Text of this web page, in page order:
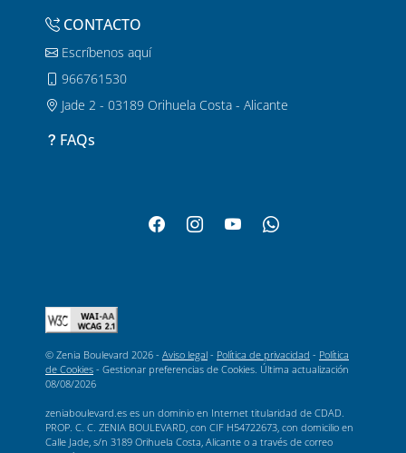
CONTACTO
Escríbenos aquí
966761530
Jade 2 - 03189 Orihuela Costa - Alicante
FAQs
© Zenia Boulevard 2026 - Aviso legal - Política de privacidad - Política
de Cookies - Gestionar preferencias de Cookies . Última actualización
08/08/2026
zeniaboulevard.es es un dominio en Internet titularidad de CDAD.
PROP. C. C. ZENIA BOULEVARD, con CIF H54722673, con domicilio en
Calle Jade, s/n 3189 Orihuela Costa, Alicante o a través de correo